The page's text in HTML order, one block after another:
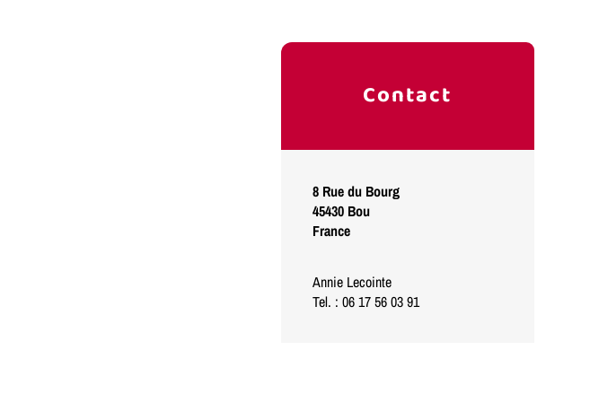
Contact
8 Rue du Bourg
45430 Bou
France
Annie Lecointe
Tel. : 06 17 56 03 91